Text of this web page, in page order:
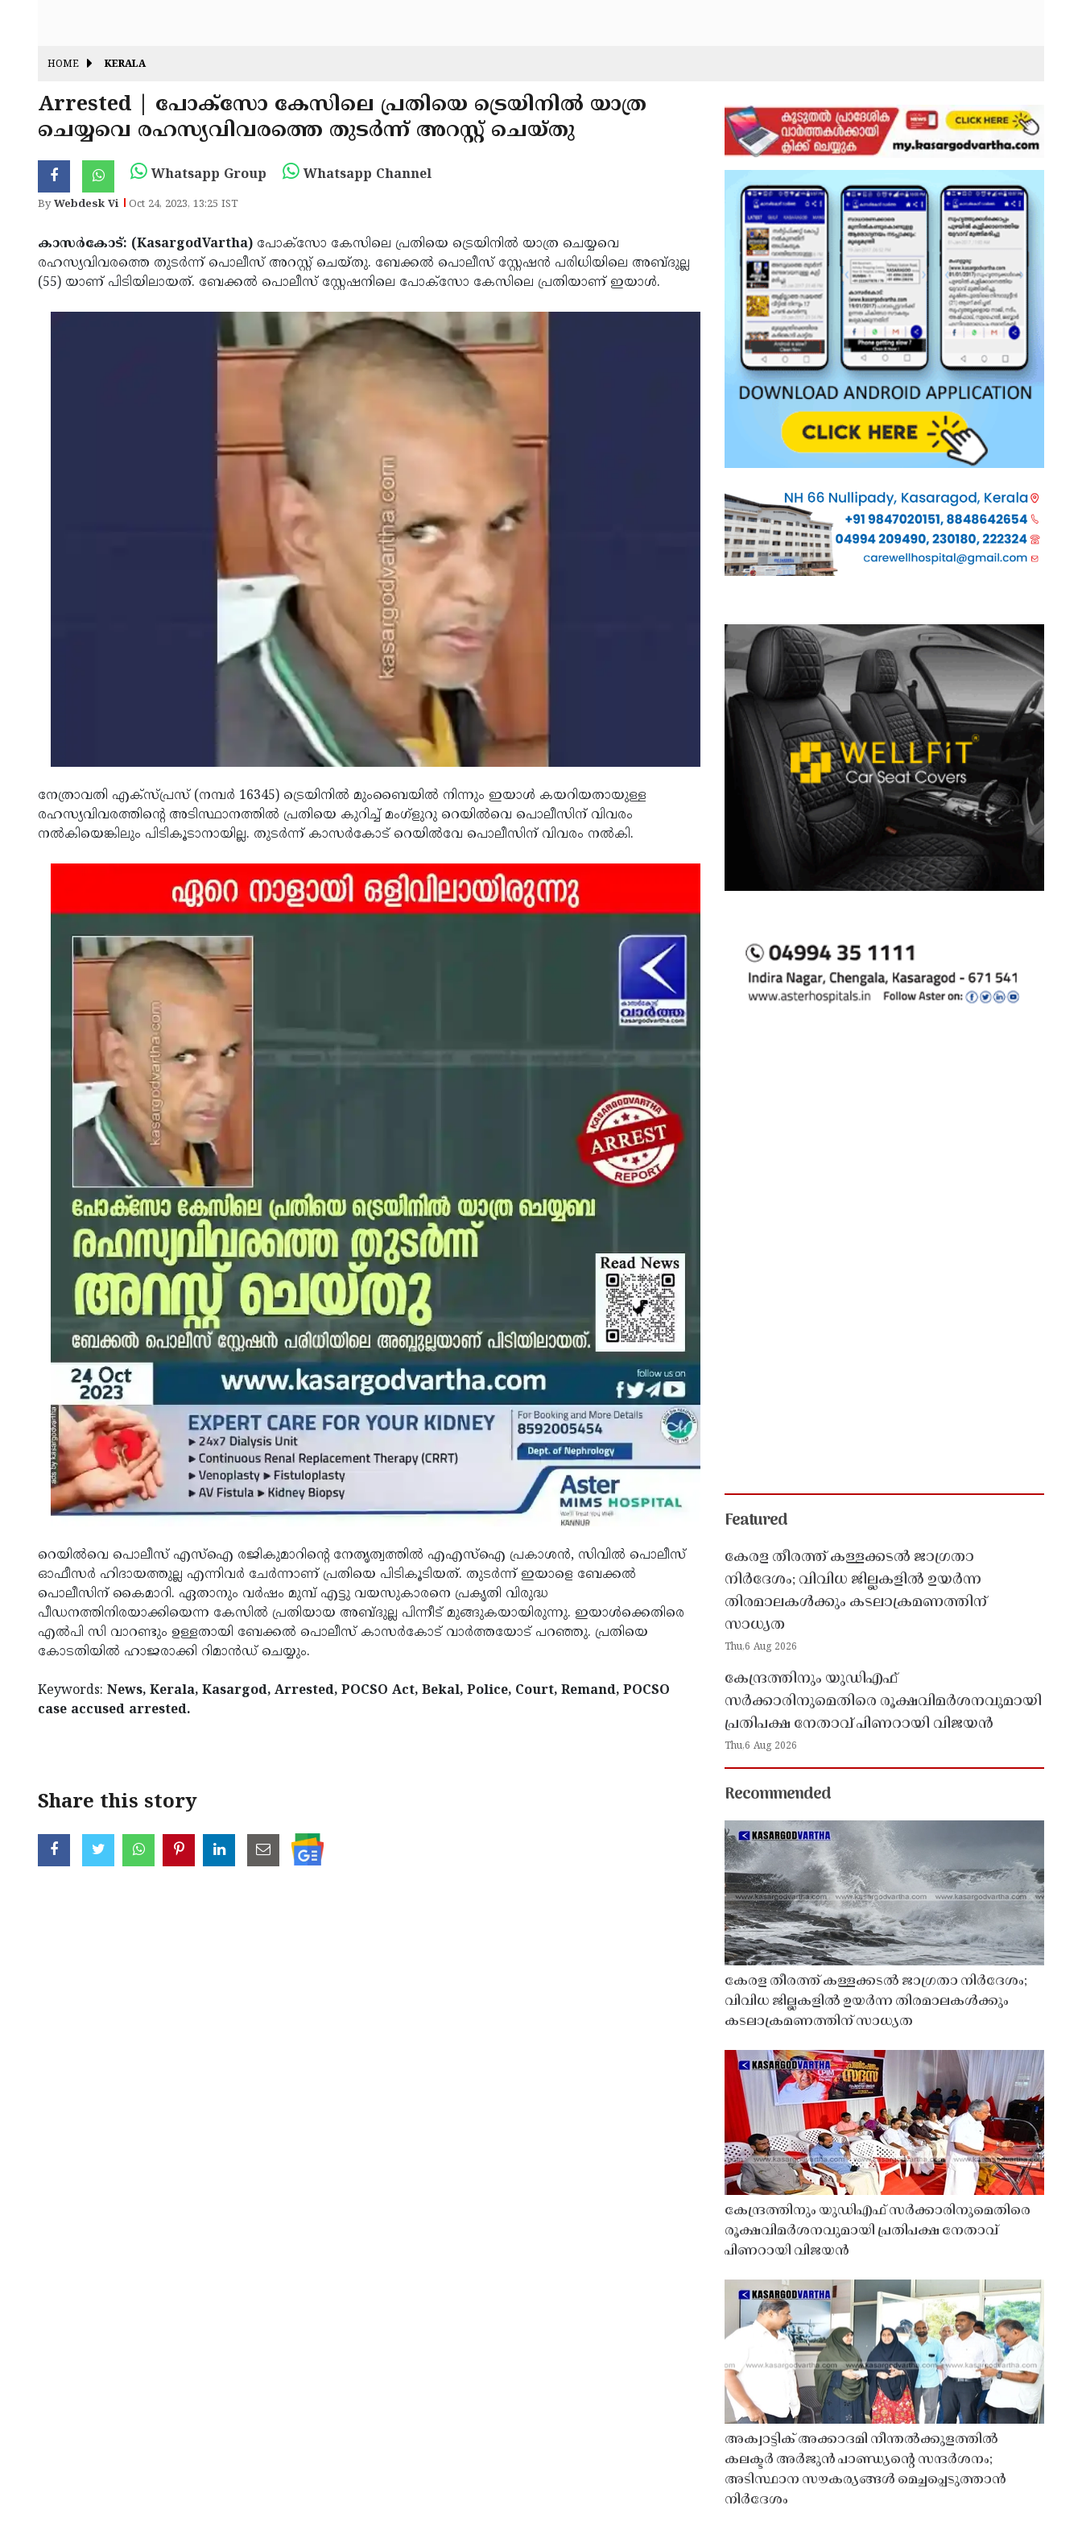
HOME KERALA
Arrested | പോക്സോ കേസിലെ പ്രതിയെ ട്രെയിനിൽ യാത്ര
ചെയ്യവെ രഹസ്യവിവരത്തെ തുടർന്ന് അറസ്റ്റ് ചെയ്തു
Whatsapp Group Whatsapp Channel
ByWebdesk Vi Oct 24, 2023, 13:25 IST
കാസർകോട്: (KasargodVartha) പോക്സോ കേസിലെ പ്രതിയെ ട്രെയിനിൽ യാത്ര ചെയ്യവെ
രഹസ്യവിവരത്തെ തുടർന്ന് പൊലീസ് അറസ്റ്റ് ചെയ്തു. ബേക്കൽ പൊലീസ് സ്റ്റേഷൻ പരിധിയിലെ അബ്ദുല്ല
(55) യാണ് പിടിയിലായത്. ബേക്കൽ പൊലീസ് സ്റ്റേഷനിലെ പോക്സോ കേസിലെ പ്രതിയാണ് ഇയാൾ.
നേത്രാവതി എക്സ്പ്രസ് (നമ്പർ 16345) ട്രെയിനിൽ മുംബൈയിൽ നിന്നും ഇയാൾ കയറിയതായുള്ള
രഹസ്യവിവരത്തിൻ്റെ അടിസ്ഥാനത്തിൽ പ്രതിയെ കുറിച്ച് മംഗ്ളുറു റെയിൽവെ പൊലീസിന് വിവരം
നൽകിയെങ്കിലും പിടികൂടാനായില്ല. തുടർന്ന് കാസർകോട് റെയിൽവേ പൊലീസിന് വിവരം നൽകി.
റെയിൽവെ പൊലീസ് എസ്ഐ രജികുമാറിന്റെ നേതൃത്വത്തിൽ എഎസ്ഐ പ്രകാശൻ, സിവിൽ പൊലീസ്
ഓഫീസർ ഹിദായത്തുല്ല എന്നിവർ ചേർന്നാണ് പ്രതിയെ പിടികൂടിയത്. തുടർന്ന് ഇയാളെ ബേക്കൽ
പൊലീസിന് കൈമാറി. ഏതാനും വർഷം മുമ്പ് എട്ടു വയസുകാരനെ പ്രകൃതി വിരുദ്ധ
പീഡനത്തിനിരയാക്കിയെന്ന കേസിൽ പ്രതിയായ അബ്ദുല്ല പിന്നീട് മുങ്ങുകയായിരുന്നു. ഇയാൾക്കെതിരെ
എൽപി സി വാറണ്ടും ഉള്ളതായി ബേക്കൽ പൊലീസ് കാസർകോട് വാർത്തയോട് പറഞ്ഞു. പ്രതിയെ
കോടതിയിൽ ഹാജരാക്കി റിമാൻഡ് ചെയ്യും.
Keywords: News, Kerala, Kasargod, Arrested, POCSO Act, Bekal, Police, Court, Remand, POCSO
case accused arrested.
Share this story
Featured
കേരള തീരത്ത് കള്ളക്കടൽ ജാഗ്രതാ
നിർദേശം; വിവിധ ജില്ലകളിൽ ഉയർന്ന
തിരമാലകൾക്കും കടലാക്രമണത്തിന്
സാധ്യത
Thu,6 Aug 2026
കേന്ദ്രത്തിനും യുഡിഎഫ്
സർക്കാരിനുമെതിരെ രൂക്ഷവിമർശനവുമായി
പ്രതിപക്ഷ നേതാവ് പിണറായി വിജയൻ
Thu,6 Aug 2026
Recommended
കേരള തീരത്ത് കള്ളക്കടൽ ജാഗ്രതാ നിർദേശം;
വിവിധ ജില്ലകളിൽ ഉയർന്ന തിരമാലകൾക്കും
കടലാക്രമണത്തിന് സാധ്യത
കേന്ദ്രത്തിനും യുഡിഎഫ് സർക്കാരിനുമെതിരെ
രൂക്ഷവിമർശനവുമായി പ്രതിപക്ഷ നേതാവ്
പിണറായി വിജയൻ
അക്വാട്ടിക് അക്കാദമി നീന്തൽക്കുളത്തിൽ
കലക്ടർ അർജുൻ പാണ്ഡ്യൻ്റെ സന്ദർശനം;
അടിസ്ഥാന സൗകര്യങ്ങൾ മെച്ചപ്പെടുത്താൻ
നിർദേശം